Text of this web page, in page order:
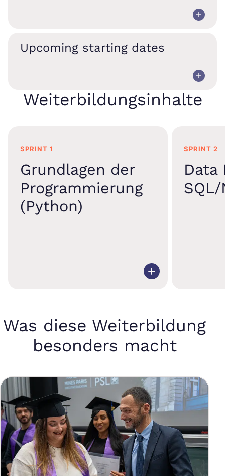
Upcoming starting dates
Weiterbildungsinhalte
SPRINT 1
Grundlagen der
Programmierung
(Python)
SPRINT 2
Data
SQL/
Was diese Weiterbildung
besonders macht